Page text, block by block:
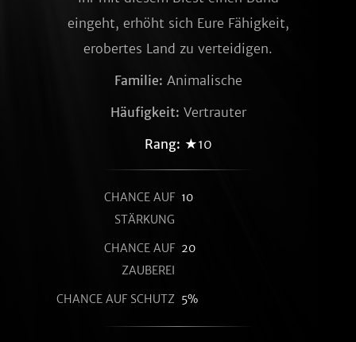
eingeht, erhöht sich Eure Fähigkeit,
erobertes Land zu verteidigen.
Familie: Animalische
Häufigkeit: Vertrauter
Rang: ★10
CHANCE AUF
STÄRKUNG
10
CHANCE AUF
ZAUBEREI
20
CHANCE AUF SCHUTZ 5%